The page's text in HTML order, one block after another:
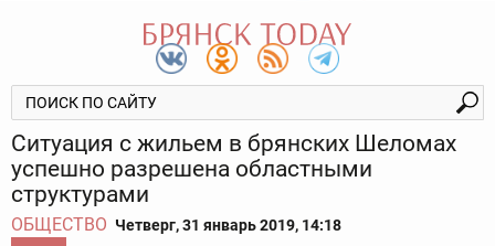
Ситуация с жильем в брянских Шеломах
успешно разрешена областными
структурами
ОБЩЕСТВО Четверг, 31 январь 2019, 14:18